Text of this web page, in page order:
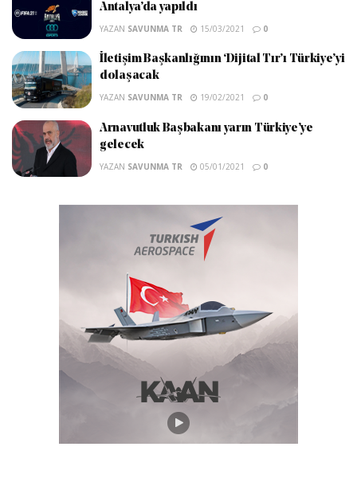
Antalya’da yapıldı
YAZAN SAVUNMA TR 15/03/2021 0
İletişim Başkanlığının ‘Dijital Tır’ı Türkiye’yi
dolaşacak
YAZAN SAVUNMA TR 19/02/2021 0
Arnavutluk Başbakanı yarın Türkiye’ye
gelecek
YAZAN SAVUNMA TR 05/01/2021 0